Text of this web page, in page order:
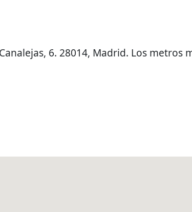
6. 28014, Madrid. Los metros